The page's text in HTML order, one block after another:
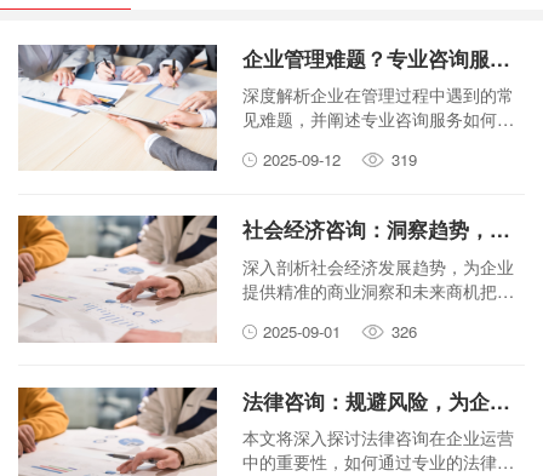
企业管理难题？专业咨询服务如何助您一臂之力？
深度解析企业在管理过程中遇到的常
见难题，并阐述专业咨询服务如何通
提供切实可行的解决方案，帮助企业
2025-09-12 319
社会经济咨询：洞察趋势，把握未来商机
深入剖析社会经济发展趋势，为企业
提供精准的商业洞察和未来商机把
2025-09-01 326
法律咨询：规避风险，为企业保驾护航
本文将深入探讨法律咨询在企业运营
中的重要性，如何通过专业的法律服